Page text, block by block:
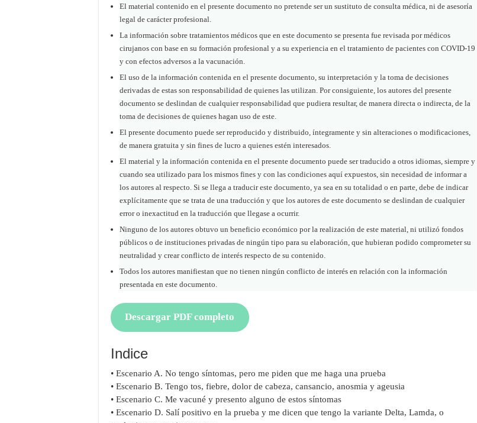
El material contenido en el presente documento no pretende ser un sustituto de consulta médica, ni de asesoría
legal de carácter profesional.
La información sobre tratamientos médicos que en este documento se presenta fue revisada por médicos
cirujanos con base en su formación profesional y a su experiencia en el tratamiento de pacientes con COVID-19
y con efectos adversos a la vacunación.
El uso de la información contenida en el presente documento, su interpretación y la toma de decisiones
derivadas de estas son responsabilidad de quienes las utilizan. Por consiguiente, los autores del presente
documento se deslindan de cualquier responsabilidad que pudiera resultar, de manera directa o indirecta, de la
toma de decisiones de quienes hagan uso de este.
El presente documento puede ser reproducido y distribuido, íntegramente y sin alteraciones o modificaciones,
de manera gratuita y sin fines de lucro a quienes estén interesados.
El material y la información contenida en el presente documento puede ser traducido a otros idiomas, siempre y
cuando sea utilizado para los mismos fines y con las condiciones aquí expuestos, sin necesidad de informar a
los autores al respecto. Si se llega a traducir este documento, ya sea en su totalidad o en parte, debe de indicar
explícitamente que se trata de una traducción y que los autores de este documento se deslindan de cualquier
error o inexactitud en la traducción que llegase a ocurrir.
Ninguno de los autores obtuvo un beneficio económico por la realización de este material, ni utilizó fondos
públicos o de instituciones privadas de ningún tipo para su elaboración, que hubieran podido comprometer su
neutralidad y crear conflicto de interés respecto de su contenido.
Todos los autores manifiestan que no tienen ningún conflicto de interés en relación con la información
presentada en este documento.
Descargar PDF completo
Indice
• Escenario A. No tengo síntomas, pero me piden que me haga una prueba
• Escenario B. Tengo tos, fiebre, dolor de cabeza, cansancio, anosmia y ageusia
• Escenario C. Me vacuné y presento alguno de estos síntomas
• Escenario D. Salí positivo en la prueba y me dicen que tengo la variante Delta, Lamda, o